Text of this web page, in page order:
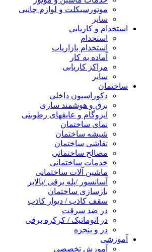
موتورسیکلت و لوازم جانبی
سایر
استخدام و کاریابی
استخدام
استخدام بازاریاب
آماده به کار
مراکز کاریابی
سایر
ساختمان
دکوراسیون داخلی
برق و هوشمند سازی
ایزوگام و عایقهای رطوبتی
نمای ساختمان
شیشه ساختمان
نقاشی ساختمان
مصالح ساختمانی
خدمات ساختمانی
ماشین آلات ساختمانی
آسانسور /پله برقی /بالابر
بازسازی ساختمان
سقف کاذب / دیوار کاذب
در ضد سرقت
در اتوماتیک / کرکره برقی
در و پنجره
آموزشی
آموزش تخصصی